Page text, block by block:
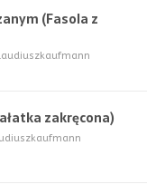
(Fasola z
zakręcona)